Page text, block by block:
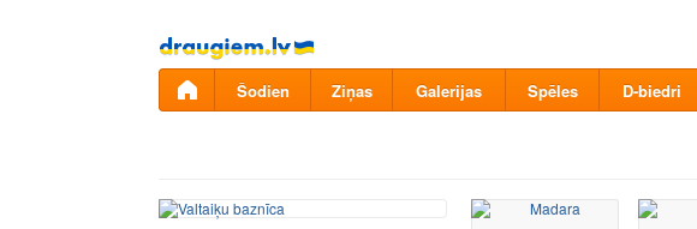
Pāriet
uz
saturu
Šodien Ziņas Galerijas Spēles D-biedri